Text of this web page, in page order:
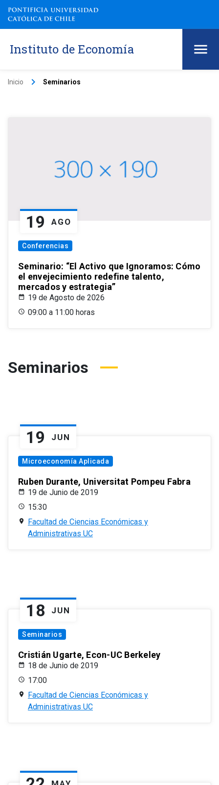
Instituto de Economía
Inicio keyboard_arrow_right Seminarios
19 AGO
Conferencias
Seminario: “El Activo que Ignoramos: Cómo
el envejecimiento redefine talento,
mercados y estrategia”
19 de Agosto de 2026
09:00 a 11:00 horas
Seminarios
19 JUN
Microeconomía Aplicada
Ruben Durante, Universitat Pompeu Fabra
19 de Junio de 2019
15:30
Facultad de Ciencias Económicas y
Administrativas UC
18 JUN
Seminarios
Cristián Ugarte, Econ-UC Berkeley
18 de Junio de 2019
17:00
Facultad de Ciencias Económicas y
Administrativas UC